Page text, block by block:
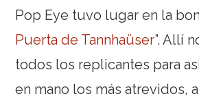
Pop Eye tuvo lugar en la
Puerta de Tannhaüser”. Allí
todos los replicantes para
en mano los más atrevidos,